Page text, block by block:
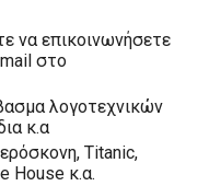
να επικοινωνήσετε
στο
λογοτεχνικών
κ.α
Titanic,
House κ.α.